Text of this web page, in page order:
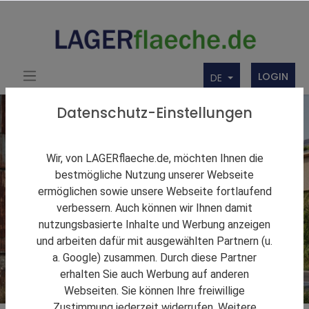
DE LOGIN
Datenschutz-Einstellungen
Wir, von LAGERflaeche.de, möchten Ihnen die
bestmögliche Nutzung unserer Webseite
ermöglichen sowie unsere Webseite fortlaufend
verbessern. Auch können wir Ihnen damit
nutzungsbasierte Inhalte und Werbung anzeigen
und arbeiten dafür mit ausgewählten Partnern (u.
a. Google) zusammen. Durch diese Partner
erhalten Sie auch Werbung auf anderen
Webseiten. Sie können Ihre freiwillige